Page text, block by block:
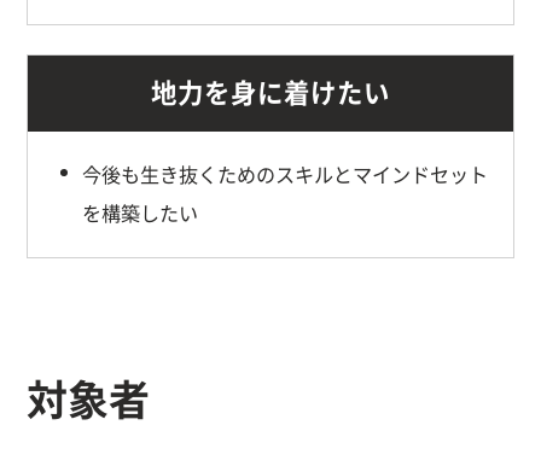
地力を身に着けたい
今後も生き抜くためのスキルとマインドセット
を構築したい
対象者